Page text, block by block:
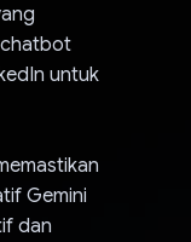
chatbot
untuk
Gemini
dan